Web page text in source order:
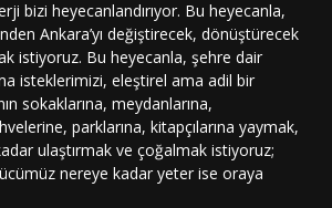
bizi heyecanlandırıyor. Bu heyecanla,
Ankara’yı değiştirecek, dönüştürecek
istiyoruz. Bu heyecanla, şehre dair
isteklerimizi, eleştirel ama adil bir
sokaklarına, meydanlarına,
parklarına, kitapçılarına yaymak,
ulaştırmak ve çoğalmak istiyoruz;
nereye kadar yeter ise oraya